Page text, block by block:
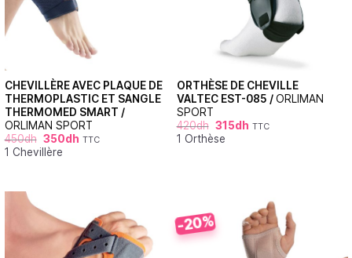
CHEVILLÈRE AVEC PLAQUE DE
THERMOPLASTIC ET SANGLE
THERMOMED SMART /
ORLIMAN SPORT
450dh 350dh TTC
1 Chevillère
ORTHÈSE DE CHEVILLE
VALTEC EST-085 /ORLIMAN
SPORT
420dh 315dh TTC
1 Orthèse
-20%